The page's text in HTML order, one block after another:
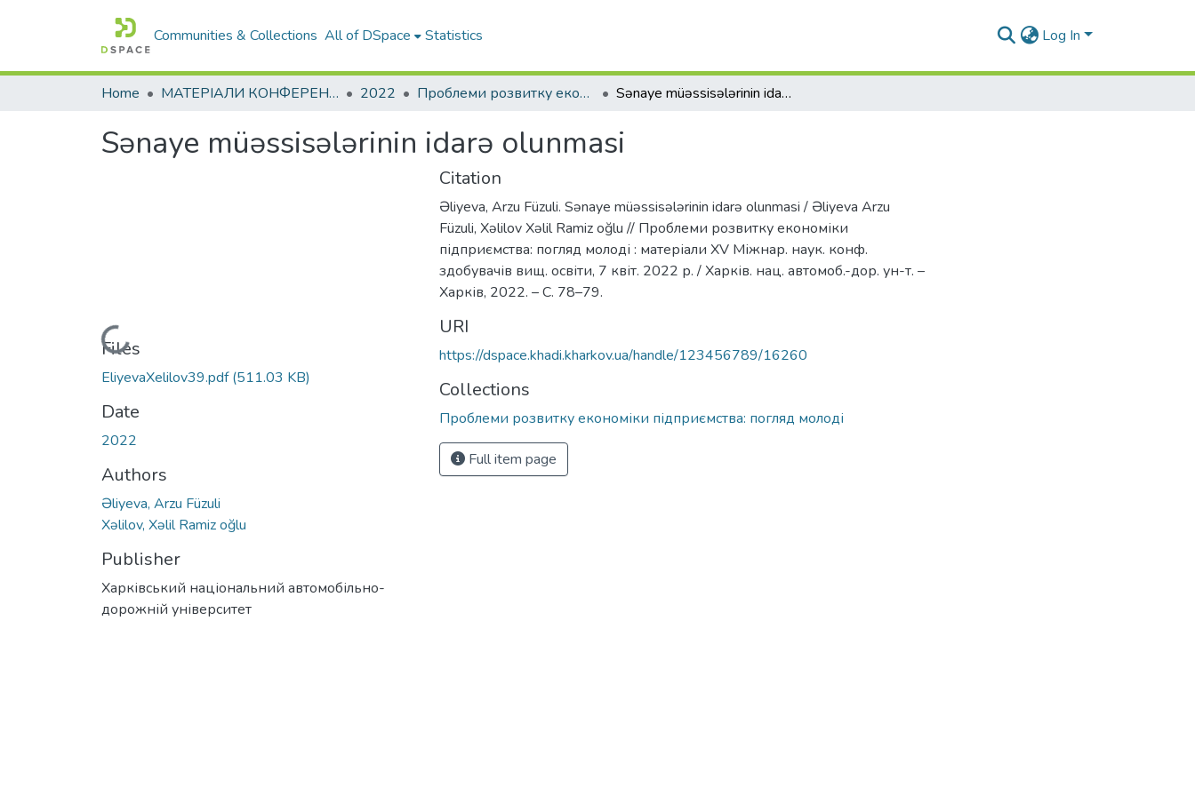
Communities & Collections All of DSpace Statistics Log In
Home МАТЕРІАЛИ КОНФЕРЕНЦІЙ 2022 Проблеми розвитку економіки підприємства: погляд молоді Sənaye müəssisələrinin idarə olunmasi
Sənaye müəssisələrinin idarə olunmasi
Loading...
Files
EliyevaXelilov39.pdf(511.03 KB)
Date
2022
Authors
Əliyeva, Arzu Füzuli
Xəlilov, Xəlil Ramiz oğlu
Publisher
Харківський національний автомобільно-
дорожній університет
Citation
Əliyeva, Arzu Füzuli. Sənaye müəssisələrinin idarə olunmasi / Əliyeva Arzu
Füzuli, Xəlilov Xəlil Ramiz oğlu // Проблеми розвитку економіки
підприємства: погляд молоді : матеріали XV Міжнар. наук. конф.
здобувачів вищ. освіти, 7 квіт. 2022 р. / Харків. нац. автомоб.-дор. ун-т. –
Харків, 2022. – С. 78–79.
URI
https://dspace.khadi.kharkov.ua/handle/123456789/16260
Collections
Проблеми розвитку економіки підприємства: погляд молоді
Full item page